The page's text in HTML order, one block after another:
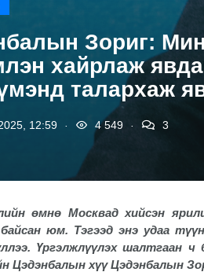
Зориг:
хайрлаж
талархаж
12:59 4 549 3
өмнө Москвад хийсэн
юм. Тэгээд энэ удаа
Үргэлжлүүлэх шалтгаан
Цэдэнбалын хүү Цэдэнбалын